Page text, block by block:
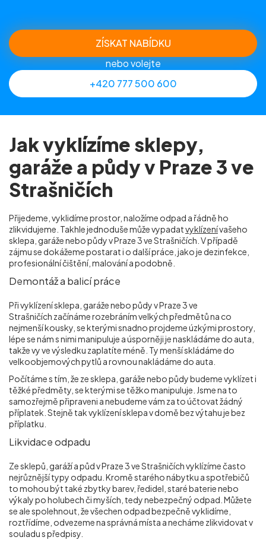
ZÍSKAT NABÍDKU
nebo volejte
+420 777 500 600
Jak vyklízíme sklepy,
garáže a půdy v Praze 3 ve
Strašničích
Přijedeme, vyklidíme prostor, naložíme odpad a řádně ho
zlikvidujeme. Takhle jednoduše může vypadatvyklízenívašeho
sklepa, garáže nebo půdy v Praze 3 ve Strašničích . V případě
zájmu se dokážeme postarat i o další práce, jako je dezinfekce,
profesionální čištění, malování a podobně.
Demontáž a balicí práce
Při vyklízení sklepa, garáže nebo půdy v Praze 3 ve
Strašničích začínáme rozebráním velkých předmětů na co
nejmenší kousky, se kterými snadno projdeme úzkými prostory,
lépe se nám s nimi manipuluje a úsporněji je naskládáme do auta,
takže vy ve výsledku zaplatíte méně. Ty menší skládáme do
velkoobjemových pytlů a rovnou nakládáme do auta.
Počítáme s tím, že ze sklepa, garáže nebo půdy budeme vyklízet i
těžké předměty, se kterými se těžko manipuluje. Jsme na to
samozřejmě připraveni a nebudeme vám za to účtovat žádný
příplatek. Stejně tak vyklízení sklepa v domě bez výtahu je bez
příplatku.
Likvidace odpadu
Ze sklepů, garáží a půd v Praze 3 ve Strašničíchvyklízíme často
nejrůznější typy odpadu. Kromě starého nábytku a spotřebičů
to mohou být také zbytky barev, ředidel, staré baterie nebo
výkaly po holubech či myších, tedy nebezpečný odpad. Můžete
se ale spolehnout, že všechen odpad bezpečně vyklidíme,
roztřídíme, odvezeme na správná místa a necháme zlikvidovat v
souladu s předpisy.